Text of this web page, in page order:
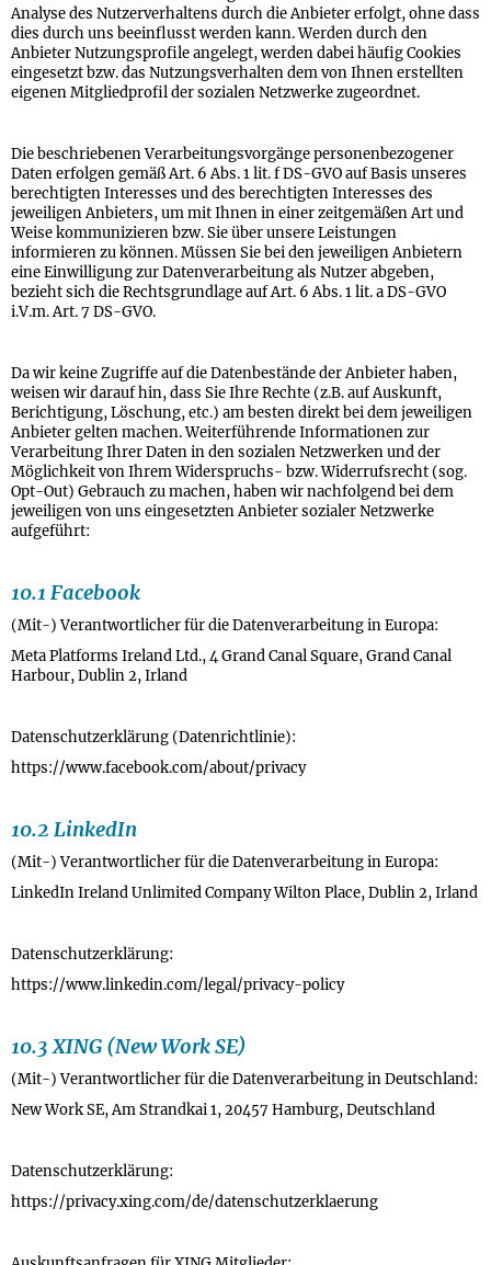
Analyse des Nutzerverhaltens durch die Anbieter erfolgt, ohne dass
dies durch uns beeinflusst werden kann. Werden durch den
Anbieter Nutzungsprofile angelegt, werden dabei häufig Cookies
eingesetzt bzw. das Nutzungsverhalten dem von Ihnen erstellten
eigenen Mitgliedprofil der sozialen Netzwerke zugeordnet.
Die beschriebenen Verarbeitungsvorgänge personenbezogener
Daten erfolgen gemäß Art. 6 Abs. 1 lit. f DS-GVO auf Basis unseres
berechtigten Interesses und des berechtigten Interesses des
jeweiligen Anbieters, um mit Ihnen in einer zeitgemäßen Art und
Weise kommunizieren bzw. Sie über unsere Leistungen
informieren zu können. Müssen Sie bei den jeweiligen Anbietern
eine Einwilligung zur Datenverarbeitung als Nutzer abgeben,
bezieht sich die Rechtsgrundlage auf Art. 6 Abs. 1 lit. a DS-GVO
i.V.m. Art. 7 DS-GVO.
Da wir keine Zugriffe auf die Datenbestände der Anbieter haben,
weisen wir darauf hin, dass Sie Ihre Rechte (z.B. auf Auskunft,
Berichtigung, Löschung, etc.) am besten direkt bei dem jeweiligen
Anbieter gelten machen. Weiterführende Informationen zur
Verarbeitung Ihrer Daten in den sozialen Netzwerken und der
Möglichkeit von Ihrem Widerspruchs- bzw. Widerrufsrecht (sog.
Opt-Out) Gebrauch zu machen, haben wir nachfolgend bei dem
jeweiligen von uns eingesetzten Anbieter sozialer Netzwerke
aufgeführt:
10.1 Facebook
(Mit-) Verantwortlicher für die Datenverarbeitung in Europa:
Meta Platforms Ireland Ltd., 4 Grand Canal Square, Grand Canal
Harbour, Dublin 2, Irland
Datenschutzerklärung (Datenrichtlinie):
https://www.facebook.com/about/privacy
10.2 LinkedIn
(Mit-) Verantwortlicher für die Datenverarbeitung in Europa:
LinkedIn Ireland Unlimited Company Wilton Place, Dublin 2, Irland
Datenschutzerklärung:
https://www.linkedin.com/legal/privacy-policy
10.3 XING (New Work SE)
(Mit-) Verantwortlicher für die Datenverarbeitung in Deutschland:
New Work SE, Am Strandkai 1, 20457 Hamburg, Deutschland
Datenschutzerklärung:
https://privacy.xing.com/de/datenschutzerklaerung